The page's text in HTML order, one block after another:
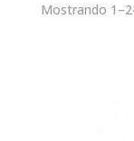
Mostrando